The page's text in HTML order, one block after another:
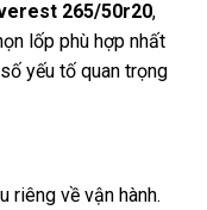
265/50r20,
lốp phù hợp nhất
yếu tố quan trọng
riêng về vận hành.